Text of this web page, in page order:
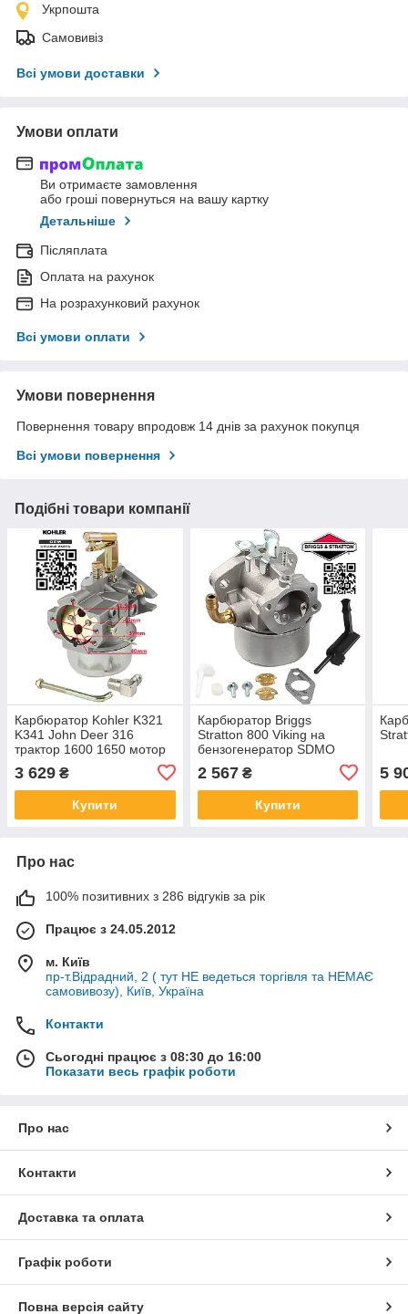
Укрпошта
Самовивіз
Всі умови доставки
Умови оплати
Ви отримаєте замовлення
або гроші повернуться на вашу картку
Детальніше
Післяплата
Оплата на рахунок
На розрахунковий рахунок
Всі умови оплати
Умови повернення
Повернення товару впродовж 14 днів за рахунок покупця
Всі умови повернення
Подібні товари компанії
Карбюратор Kohler K321
K341 John Deer 316
трактор 1600 1650 мотор
3 629 ₴
Купити
Карбюратор Briggs
Stratton 800 Viking на
бензогенератор SDMO
791077 790290 795648
696981 698860 811064
2 567₴
Купити
5
Про нас
100% позитивних з 286 відгуків за рік
Працює з 24.05.2012
м. Київ
пр-т.Відрадний, 2 ( тут НЕ ведеться торгівля та НЕМАЄ
самовивозу), Київ, Україна
Контакти
Сьогодні працює з 08:30 до 16:00
Показати весь графік роботи
Про нас
Контакти
Доставка та оплата
Графік роботи
Повна версія сайту